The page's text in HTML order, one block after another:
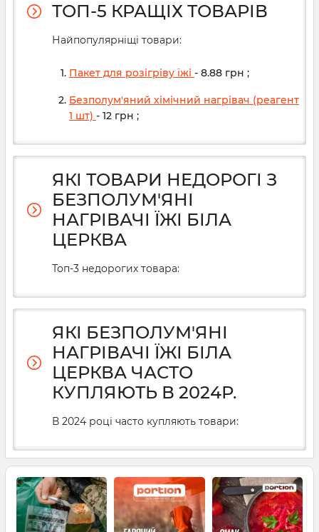
ТОП-5 КРАЩІХ ТОВАРІВ
Найпопулярніщі товари:
Пакет для розігріву їжі - 8.88 грн ;
Безполум'яний хімічний нагрівач (реагент
1 шт) - 12 грн ;
ЯКІ ТОВАРИ НЕДОРОГІ З
БЕЗПОЛУМ'ЯНІ
НАГРІВАЧІ ЇЖІ БІЛА
ЦЕРКВА
Топ-3 недорогих товара:
ЯКІ БЕЗПОЛУМ'ЯНІ
НАГРІВАЧІ ЇЖІ БІЛА
ЦЕРКВА ЧАСТО
КУПЛЯЮТЬ В 2024Р.
В 2024 році часто купляють товари: